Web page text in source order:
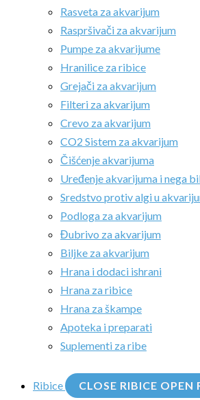
Rasveta za akvarijum
Raspršivači za akvarijum
Pumpe za akvarijume
Hranilice za ribice
Grejači za akvarijum
Filteri za akvarijum
Crevo za akvarijum
CO2 Sistem za akvarijum
Čišćenje akvarijuma
Uređenje akvarijuma i nega
Sredstvo protiv algi u
Podloga za akvarijum
Đubrivo za akvarijum
Biljke za akvarijum
Hrana i dodaci ishrani
Hrana za ribice
Hrana za škampe
Apoteka i preparati
Suplementi za ribe
Ribice CLOSE RIBICE OPEN